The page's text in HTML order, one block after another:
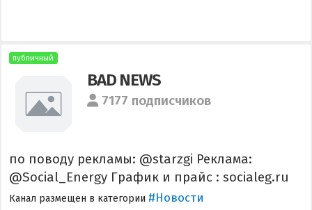
публичный
BAD NEWS
7177 подписчиков
по поводу рекламы: @starzgi Реклама:
@Social_Energy График и прайс : socialeg.ru
Канал размещен в категории #Новости